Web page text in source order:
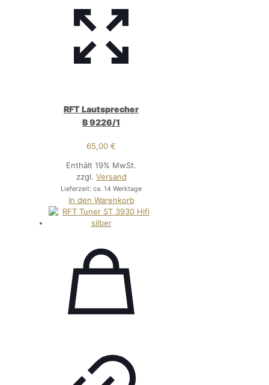
RFT Lautsprecher
B 9226/1
65,00€
Enthält 19% MwSt.
zzgl. Versand
Lieferzeit: ca. 14 Werktage
In den Warenkorb